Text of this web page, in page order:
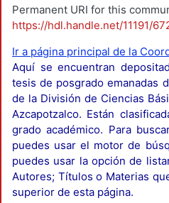
Permanent URI for this
https://hdl.handle.net/11191/
Ir a página principal de la
Aquí se encuentran
tesis de posgrado emanadas
de la División de Ciencias
Azcapotzalco. Están
grado académico. Para
puedes usar el motor de
puedes usar la opción de
Autores; Títulos o Materias
superior de esta página.